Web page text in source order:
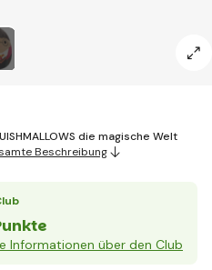
die magische Welt
Beschreibung
Informationen über den Club